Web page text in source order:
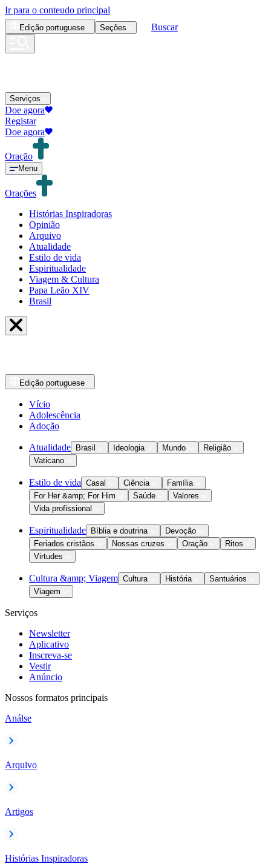
Ir para o conteudo principal
Edição portuguese Seções Buscar
Serviços
Doe agora
Registar
Doe agora
Oração
Menu
Orações
Histórias Inspiradoras
Opinião
Arquivo
Atualidade
Estilo de vida
Espiritualidade
Viagem & Cultura
Papa Leão XIV
Brasil
Edição portuguese
Vício
Adolescência
Adoção
Atualidade Brasil Ideologia Mundo
Religião
Vaticano
Estilo de vida Casal Ciência
Família
For Her &amp; For Him
Saúde
Valores
Vida profissional
Espiritualidade Bíblia e doutrina
Devoção
Feriados cristãos
Nossas cruzes Oração
Ritos
Virtudes
Cultura &amp; Viagem Cultura História
Santuários
Viagem
Serviços
Newsletter
Aplicativo
Inscreva-se
Vestir
Anúncio
Nossos formatos principais
Análse
Arquivo
Artigos
Histórias Inspiradoras